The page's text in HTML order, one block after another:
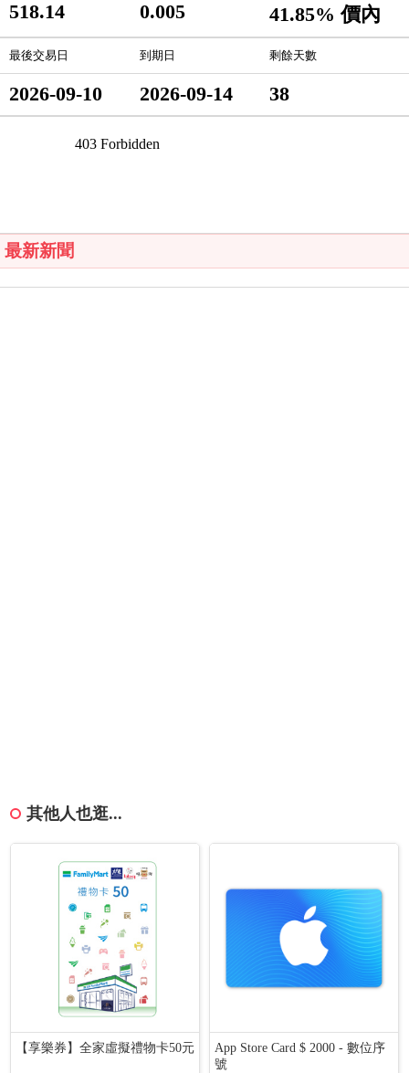
518.14 0.005 41.85% 價內
最後交易日 到期日 剩餘天數
2026-09-10 2026-09-14 38
最新新聞
其他人也逛...
【享樂券】全家虛擬禮物卡50元
App Store Card $ 2000 - 數位序
號